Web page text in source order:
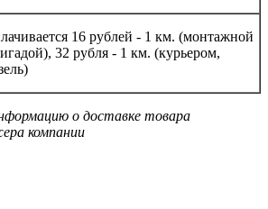
16 рублей - 1 км. (монтажной
32 рубля - 1 км. (курьером,
о доставке товара
компании